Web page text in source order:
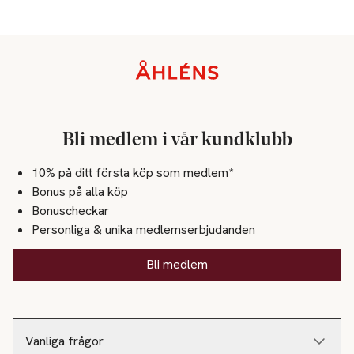
Vanliga frågor
Bli medlem i vår kundklubb
10% på ditt första köp som medlem*
Bonus på alla köp
Bonuscheckar
Personliga & unika medlemserbjudanden
Bli medlem